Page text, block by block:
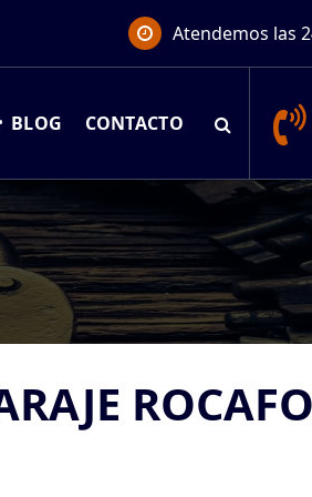
Atendemos las
BLOG CONTACTO